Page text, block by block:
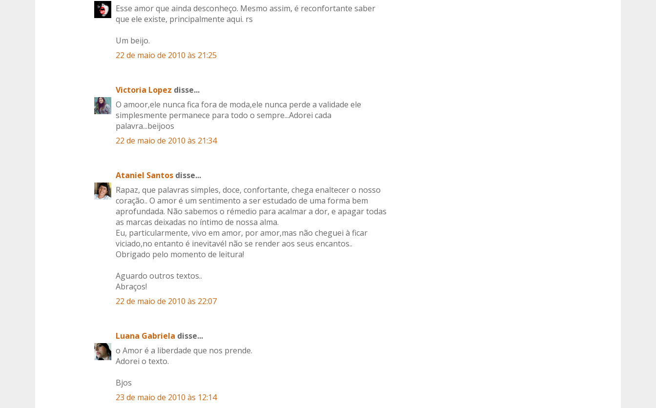
Esse amor que ainda desconheço. Mesmo assim, é reconfortante saber
que ele existe, principalmente aqui. rs
Um beijo.
22 de maio de 2010 às 21:25
Victoria Lopez disse...
O amoor,ele nunca fica fora de moda,ele nunca perde a validade ele
simplesmente permanece para todo o sempre...Adorei cada
palavra...beijoos
22 de maio de 2010 às 21:34
Ataniel Santos disse...
Rapaz, que palavras simples, doce, confortante, chega enaltecer o nosso
coração.. O amor é um sentimento a ser estudado de uma forma bem
aprofundada. Não sabemos o rémedio para acalmar a dor, e apagar todas
as marcas deixadas no íntimo de nossa alma.
Eu, particularmente, vivo em amor, por amor,mas não cheguei à ficar
viciado,no entanto é inevitavél não se render aos seus encantos..
Obrigado pelo momento de leitura!
Aguardo outros textos..
Abraços!
22 de maio de 2010 às 22:07
Luana Gabriela disse...
o Amor é a liberdade que nos prende.
Adorei o texto.
Bjos
23 de maio de 2010 às 12:14